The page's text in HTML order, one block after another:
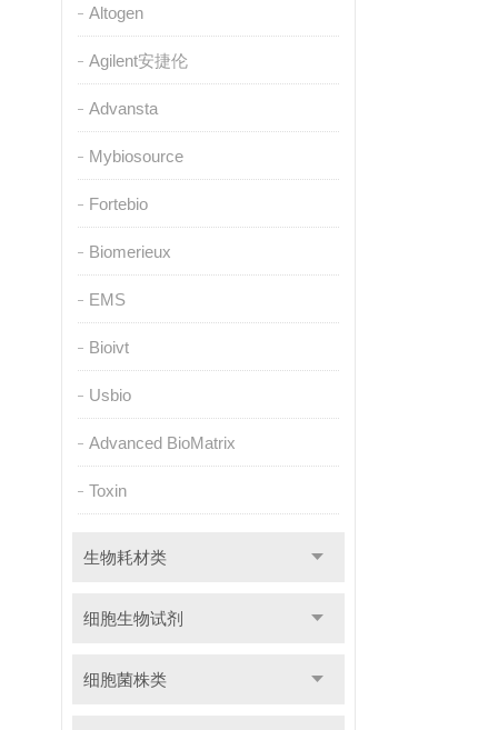
Altogen
Agilent安捷伦
Advansta
Mybiosource
Fortebio
Biomerieux
EMS
Bioivt
Usbio
Advanced BioMatrix
Toxin
生物耗材类
细胞生物试剂
细胞菌株类